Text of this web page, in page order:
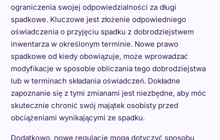
ograniczenia swojej odpowiedzialności za długi
spadkowe. Kluczowe jest złożenie odpowiedniego
oświadczenia o przyjęciu spadku z dobrodziejstwem
inwentarza w określonym terminie. Nowe prawo
spadkowe od kiedy obowiązuje, może wprowadzać
modyfikacje w sposobie obliczania tego dobrodziejstwa
lub w terminach składania oświadczeń. Dokładne
zapoznanie się z tymi zmianami jest niezbędne, aby móc
skutecznie chronić swój majątek osobisty przed
obciążeniami wynikającymi ze spadku.
Dodatkowo, nowe regulacje mogą dotyczyć sposobu